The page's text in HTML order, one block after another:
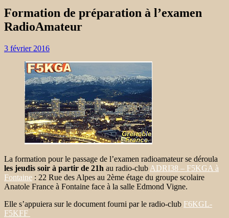
Formation de préparation à l’examen
RadioAmateur
3 février 2016
La formation pour le passage de l’examen radioamateur se déroula
les jeudis soir à partir de 21h au radio-club ADRI38 – F5KGA à
Fontaine : 22 Rue des Alpes au 2ème étage du groupe scolaire
Anatole France à Fontaine face à la salle Edmond Vigne.
Elle s’appuiera sur le document fourni par le radio-club F6KGL-
F5KFF